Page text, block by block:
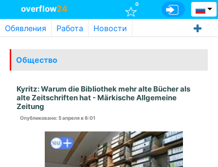
overflow24 0
Обявления Работа Новости
Общество
Kyritz: Warum die Bibliothek mehr alte Bücher als
alte Zeitschriften hat - Märkische Allgemeine
Zeitung
Опубликовано: 5 апреля в 6:01